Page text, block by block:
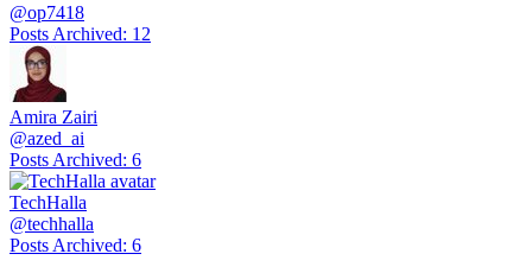
@op7418
Posts Archived: 12
Amira Zairi
@azed_ai
Posts Archived: 6
TechHalla
@techhalla
Posts Archived: 6